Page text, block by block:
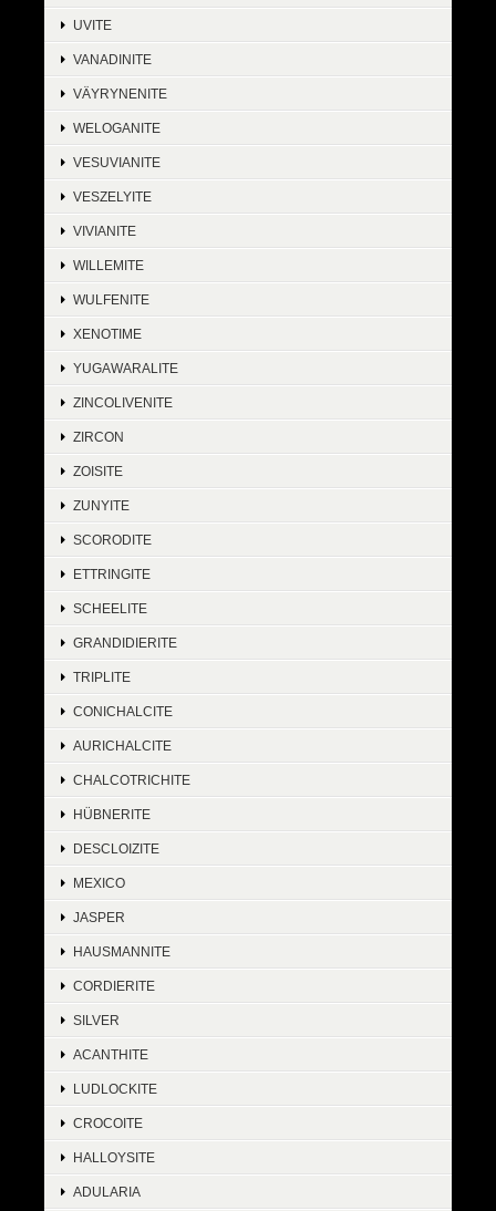
UVITE
VANADINITE
VÄYRYNENITE
WELOGANITE
VESUVIANITE
VESZELYITE
VIVIANITE
WILLEMITE
WULFENITE
XENOTIME
YUGAWARALITE
ZINCOLIVENITE
ZIRCON
ZOISITE
ZUNYITE
SCORODITE
ETTRINGITE
SCHEELITE
GRANDIDIERITE
TRIPLITE
CONICHALCITE
AURICHALCITE
CHALCOTRICHITE
HÜBNERITE
DESCLOIZITE
MEXICO
JASPER
HAUSMANNITE
CORDIERITE
SILVER
ACANTHITE
LUDLOCKITE
CROCOITE
HALLOYSITE
ADULARIA